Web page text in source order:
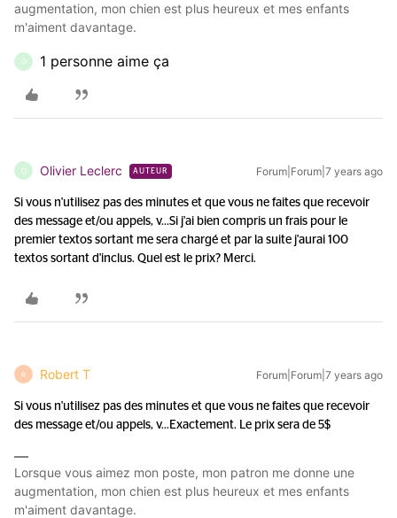
augmentation, mon chien est plus heureux et mes enfants
m'aiment davantage.
O 1 personne aime ça
O Olivier Leclerc AUTEUR Forum|Forum|7 years ago
Si vous n'utilisez pas des minutes et que vous ne faites que recevoir
des message et/ou appels, v...Si j'ai bien compris un frais pour le
premier textos sortant me sera chargé et par la suite j'aurai 100
textos sortant d'inclus. Quel est le prix? Merci.
R Robert T Forum|Forum|7 years ago
Si vous n'utilisez pas des minutes et que vous ne faites que recevoir
des message et/ou appels, v...Exactement. Le prix sera de 5$
Lorsque vous aimez mon poste, mon patron me donne une
augmentation, mon chien est plus heureux et mes enfants
m'aiment davantage.